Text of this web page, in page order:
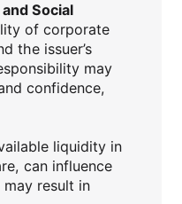
Social
of corporate
the issuer’s
may
confidence,
liquidity in
can influence
result in